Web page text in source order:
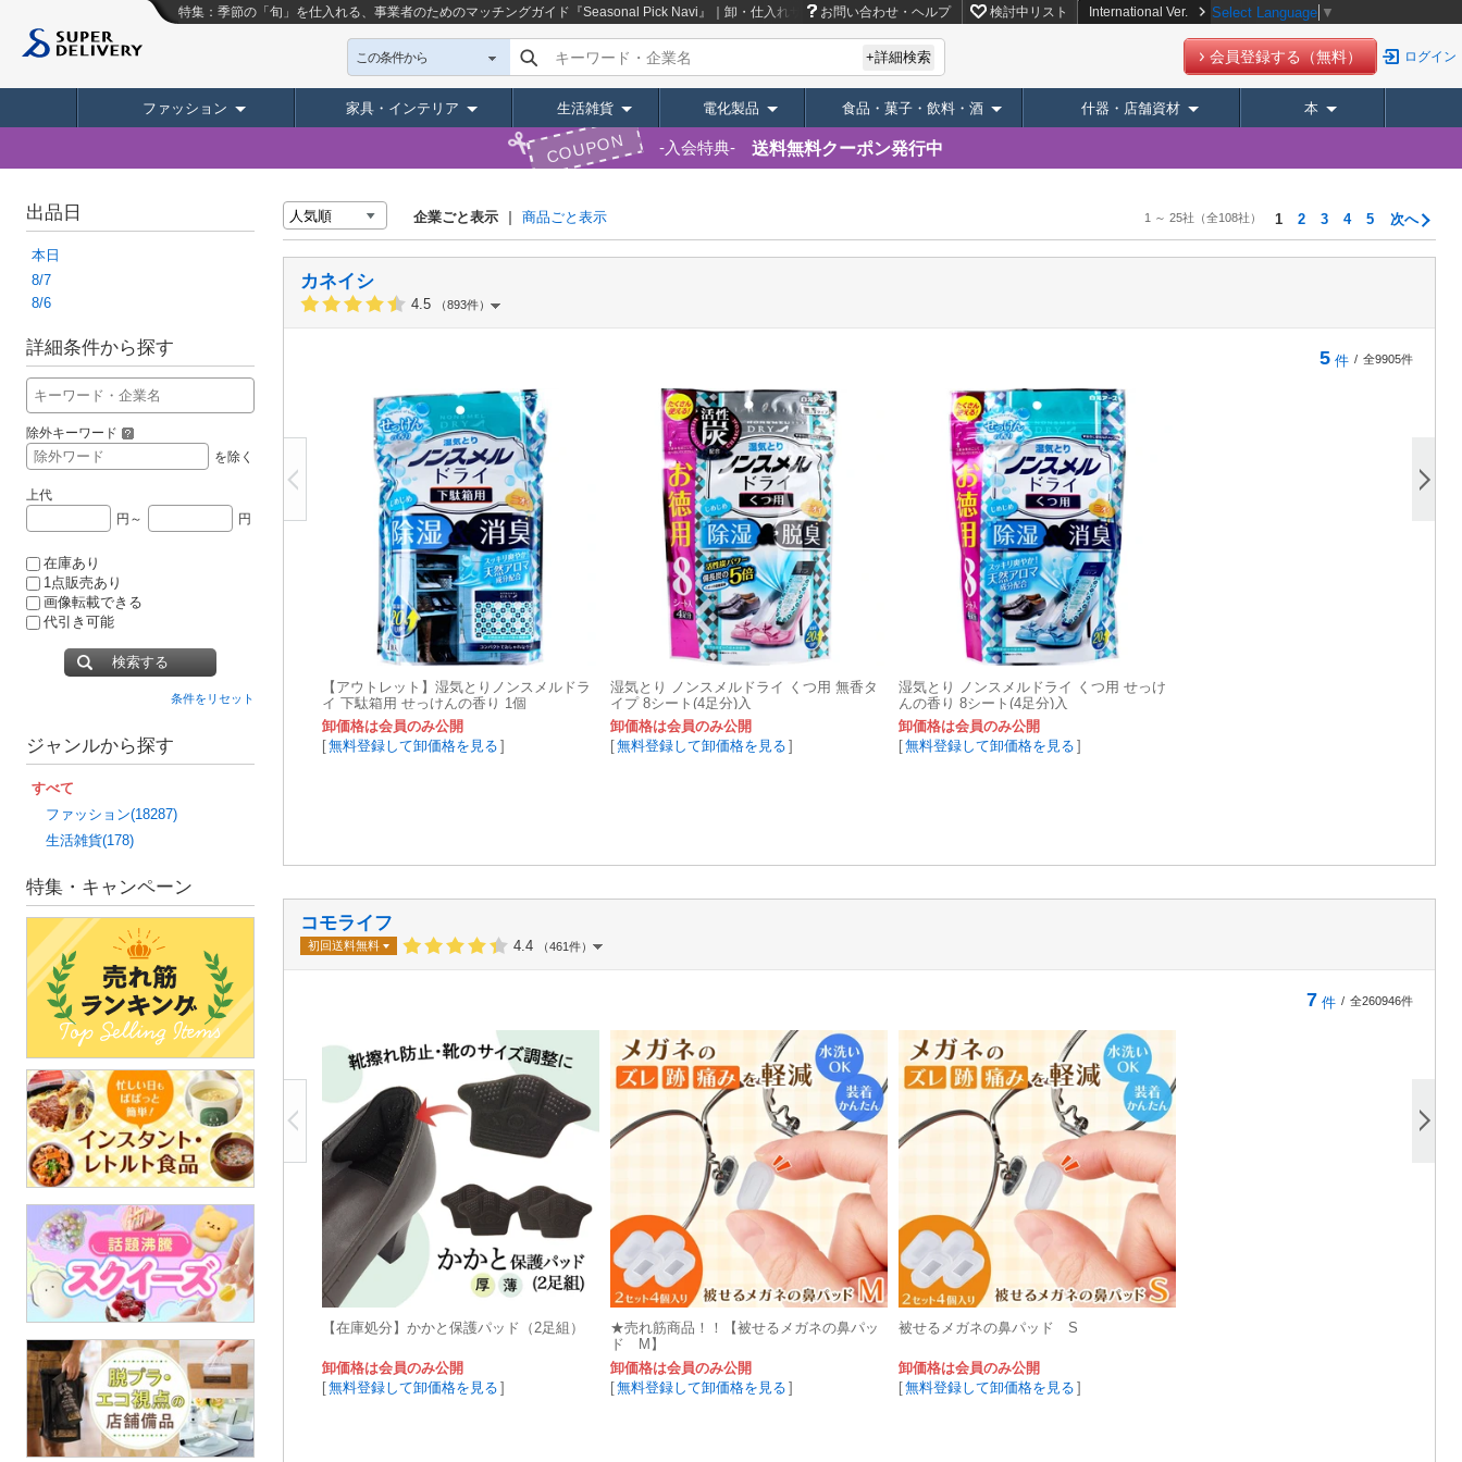
特集：季節の「旬」を仕入れる、事業者のためのマッチングガイド『Seasonal Pick Navi』｜卸・仕入れサイト【スーパーデリバリー】
お問い合わせ・ヘルプ 検討中リスト International Ver. Select Language ▼
この条件から キーワード・企業名 +詳細検索 会員登録する（無料） ログイン
ファッション 家具・インテリア 生活雑貨 電化製品 食品・菓子・飲料・酒 什器・店舗資材 本
COUPON 入会特典 送料無料クーポン発行中
出品日
本日
8/7
8/6
詳細条件から探す
除外キーワード
を除く
上代
円～
円
在庫あり
1点販売あり
画像転載できる
代引き可能
検索する
条件をリセット
ジャンルから探す
すべて
ファッション(18287)
生活雑貨(178)
特集・キャンペーン
企業ごと表示 商品ごと表示 1 ～ 25社 （全108社） 1 2 3 4 5 次へ
カネイシ
4.5 （893件）
5 件 / 全9905件
【アウトレット】湿気とりノンスメルドラ
イ 下駄箱用 せっけんの香り 1個
卸価格は会員のみ公開
[無料登録して卸価格を見る ]
湿気とり ノンスメルドライ くつ用 無香タ
イプ 8シート(4足分)入
卸価格は会員のみ公開
[無料登録して卸価格を見る ]
湿気とり ノンスメルドライ くつ用 せっけ
んの香り 8シート(4足分)入
卸価格は会員のみ公開
[無料登録して卸価格を見る ]
コモライフ
初回送料無料 4.4 （461件）
7 件 / 全260946件
【在庫処分】かかと保護パッド（2足組）
卸価格は会員のみ公開
[無料登録して卸価格を見る ]
★売れ筋商品！！【被せるメガネの鼻パッ
ド M】
卸価格は会員のみ公開
[無料登録して卸価格を見る ]
被せるメガネの鼻パッド S
卸価格は会員のみ公開
[無料登録して卸価格を見る ]